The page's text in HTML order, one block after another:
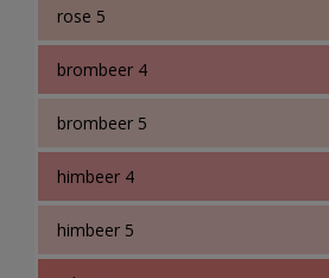
rose 5
brombeer 4
brombeer 5
himbeer 4
himbeer 5